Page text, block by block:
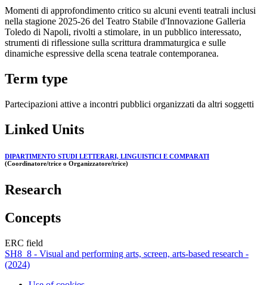
Momenti di approfondimento critico su alcuni eventi teatrali inclusi
nella stagione 2025-26 del Teatro Stabile d'Innovazione Galleria
Toledo di Napoli, rivolti a stimolare, in un pubblico interessato,
strumenti di riflessione sulla scrittura drammaturgica e sulle
dinamiche espressive della scena teatrale contemporanea.
Term type
Partecipazioni attive a incontri pubblici organizzati da altri soggetti
Linked Units
DIPARTIMENTO STUDI LETTERARI, LINGUISTICI E COMPARATI
(Coordinatore/trice o Organizzatore/trice)
Research
Concepts
ERC field
SH8_8 - Visual and performing arts, screen, arts-based research -
(2024)